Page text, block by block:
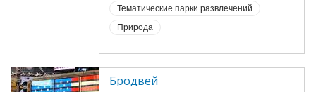
Тематические парки развлечений
Природа
Бродвей